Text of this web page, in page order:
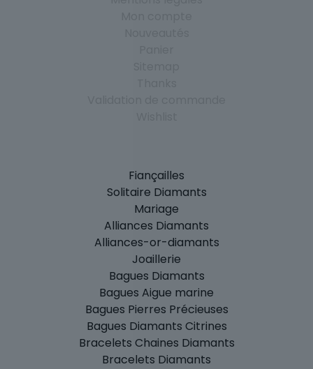
Fiançailles
Solitaire Diamants
Mariage
Alliances Diamants
Alliances-or-diamants
Joaillerie
Bagues Diamants
Bagues Aigue marine
Bagues Pierres Précieuses
Bagues Diamants Citrines
Bracelets Chaines Diamants
Bracelets Diamants